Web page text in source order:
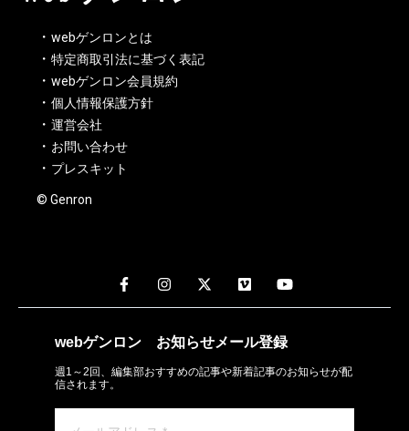
webゲンロンとは
特定商取引法に基づく表記
webゲンロン会員規約
個人情報保護方針
運営会社
お問い合わせ
プレスキット
© Genron
webゲンロン お知らせメール登録
週1～2回、編集部おすすめの記事や新着記事のお知らせが配
信されます。